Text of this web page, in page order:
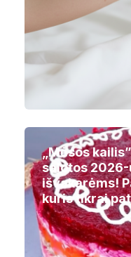
„Mėsos
salotos
išvakarėms!
kuris tikrai